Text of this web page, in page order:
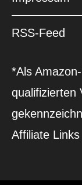
RSS-Feed
*Als
qualifizierten
Affiliate